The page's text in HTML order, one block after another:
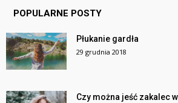
POPULARNE POSTY
Płukanie gardła
29 grudnia 2018
Czy można jeść zakalec